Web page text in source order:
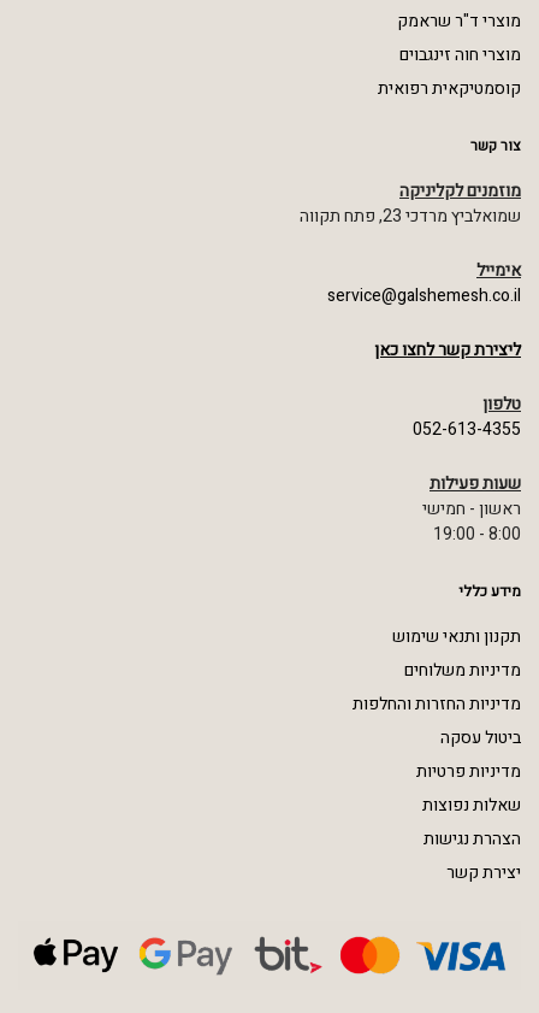
מוצרי ד"ר שראמק
מוצרי חוה זינגבוים
קוסמטיקאית רפואית
צור קשר
מוזמנים לקליניקה
שמואלביץ מרדכי 23, פתח תקווה
אימייל
service@galshemesh.co.il
ליצירת קשר לחצו כאן
טלפון
052-613-4355
שעות פעילות
ראשון - חמישי
8:00 - 19:00
מידע כללי
תקנון ותנאי שימוש
מדיניות משלוחים
מדיניות החזרות והחלפות
ביטול עסקה
מדיניות פרטיות
שאלות נפוצות
הצהרת נגישות
יצירת קשר